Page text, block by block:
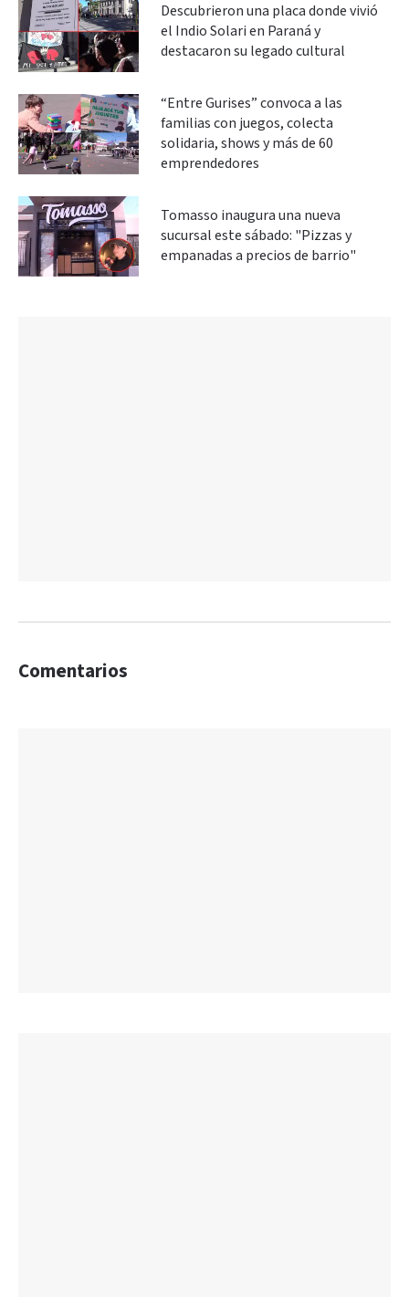
Descubrieron una placa donde vivió
el Indio Solari en Paraná y
destacaron su legado cultural
“Entre Gurises” convoca a las
familias con juegos, colecta
solidaria, shows y más de 60
emprendedores
Tomasso inaugura una nueva
sucursal este sábado: "Pizzas y
empanadas a precios de barrio"
Comentarios